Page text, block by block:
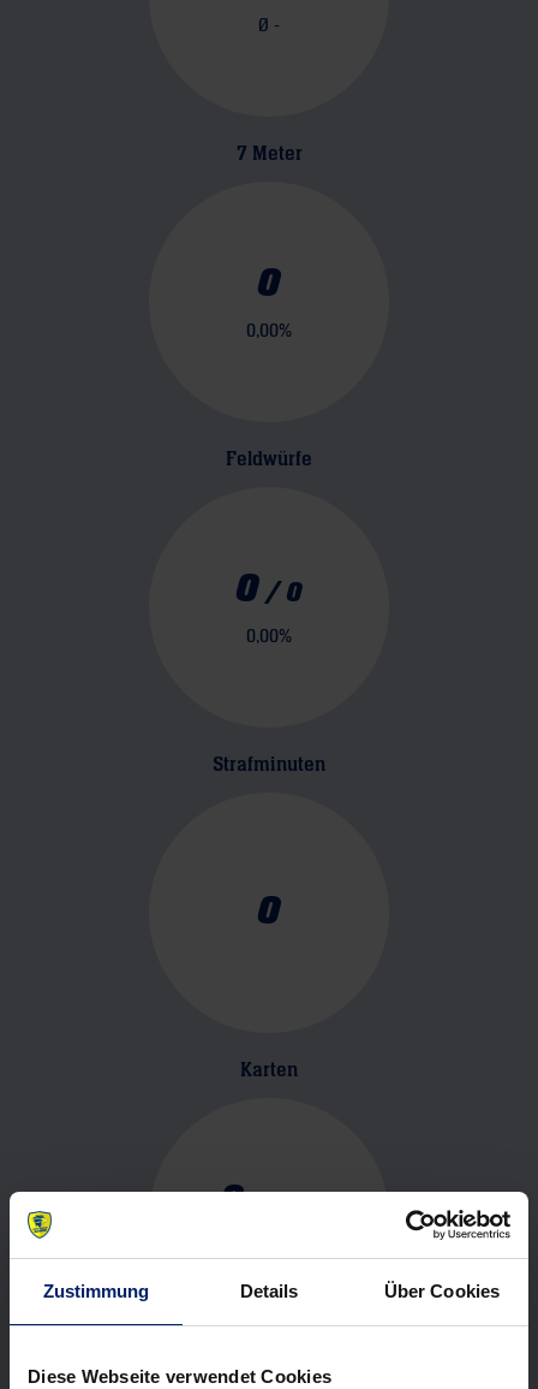
Zustimmung Details Über Cookies
Diese Webseite verwendet Cookies
Ø -
7 Meter
0
0,00%
Feldwürfe
0/ 0
0,00%
Strafminuten
0
Karten
0